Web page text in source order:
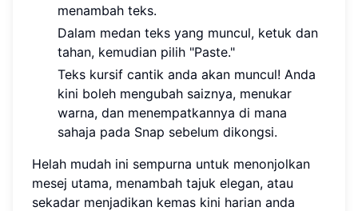
menambah teks.
Dalam medan teks yang muncul, ketuk dan
tahan, kemudian pilih "Paste."
Teks kursif cantik anda akan muncul! Anda
kini boleh mengubah saiznya, menukar
warna, dan menempatkannya di mana
sahaja pada Snap sebelum dikongsi.
Helah mudah ini sempurna untuk menonjolkan
mesej utama, menambah tajuk elegan, atau
sekadar menjadikan kemas kini harian anda